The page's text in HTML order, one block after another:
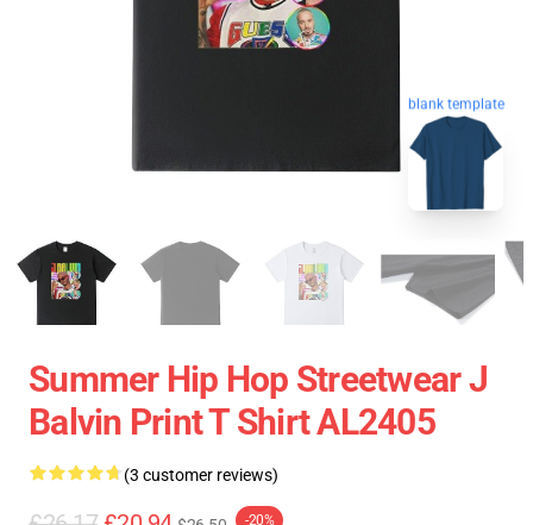
blank template
Summer Hip Hop Streetwear J
Balvin Print T Shirt AL2405
(3 customer reviews)
-20%